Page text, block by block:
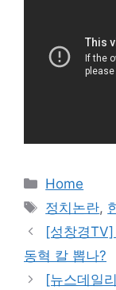
카
테
고
리
Home
태
그
정치논란,
[성창경TV]
동혁 칼 뽑나?
[뉴스데일